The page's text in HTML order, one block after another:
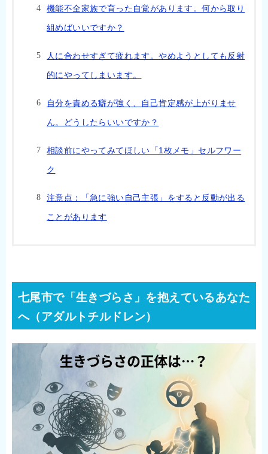
機能不全家族で育った自覚があります。何から取り
組めばいいですか？
人に合わせすぎて疲れます。やめようとしても反射
的にやってしまいます。
自分を責める癖が強く、自己肯定感が上がりませ
ん。どうしたらいいですか？
相談前にやってみてほしい「1枚メモ」セルフワー
ク
注意点：「急に強い自己主張」をすると反動が出る
ことがあります
七尾市で「生きづらさ」を抱えているあなた
へ（アダルトチルドレン）